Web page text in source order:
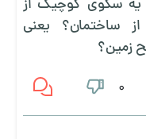
یه سکوی کوچیک از
ساختمان؟ یعنی
زمین؟
0